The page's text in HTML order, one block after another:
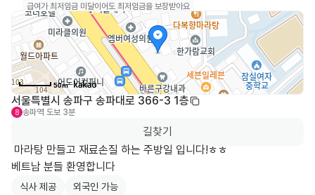
급여가 최저임금 미달이어도 최저임금을 보장받아요
50m
서울특별시 송파구 송파대로 366-3 1층
8 송파역 도보 3분
길찾기
베트남 분들 환영합니다
식사 제공 외국인 가능